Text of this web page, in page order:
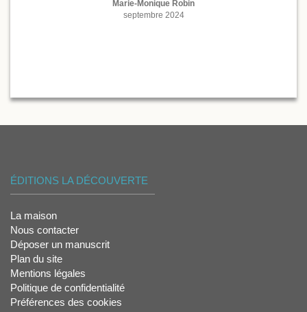
Marie-Monique Robin
septembre 2024
ÉDITIONS LA DÉCOUVERTE
La maison
Nous contacter
Déposer un manuscrit
Plan du site
Mentions légales
Politique de confidentialité
Préférences des cookies